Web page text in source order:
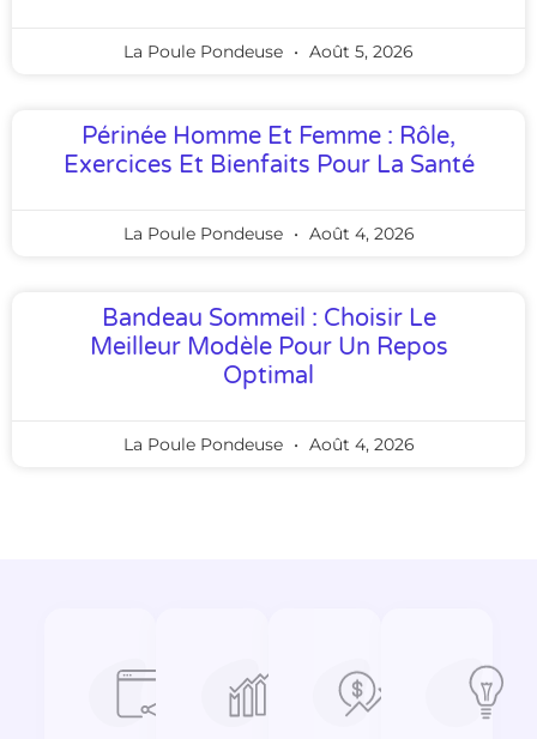
La Poule Pondeuse Août 5, 2026
Périnée Homme Et Femme : Rôle,
Exercices Et Bienfaits Pour La Santé
La Poule Pondeuse Août 4, 2026
Bandeau Sommeil : Choisir Le
Meilleur Modèle Pour Un Repos
Optimal
La Poule Pondeuse Août 4, 2026